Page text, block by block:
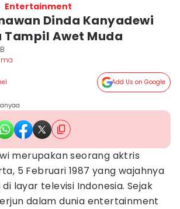
Entertainment
Dinda Kanyadewi
Tampil Awet Muda
Add Us on Google
merupakan seorang aktris
5 Februari 1987 yang wajahnya
layar televisi Indonesia. Sejak
dalam dunia entertainment